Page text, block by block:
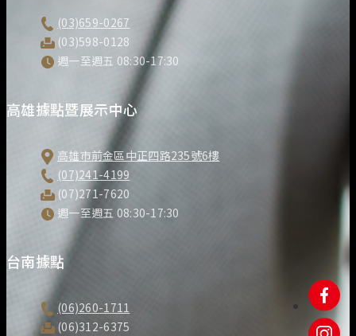
(03)659-0267
(03)598-0128
週一至週五 08:30-17:30
高雄據點暨展示中心
高雄市前金區中正四路235號6樓
(07)241-4199
(07)271-7620
週一至週五 08:30-17:30
台南據點
(06)260-1711
(06)312-6375